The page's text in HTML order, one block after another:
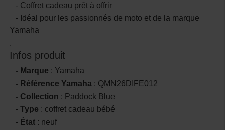
- Coffret cadeau prêt à offrir
- Idéal pour les passionnés de moto et de la marque
Yamaha
.
Infos produit
- Marque : Yamaha
- Référence Yamaha : QMN26DIFE012
- Collection : Paddock Blue
- Type : coffret cadeau bébé
- État : neuf